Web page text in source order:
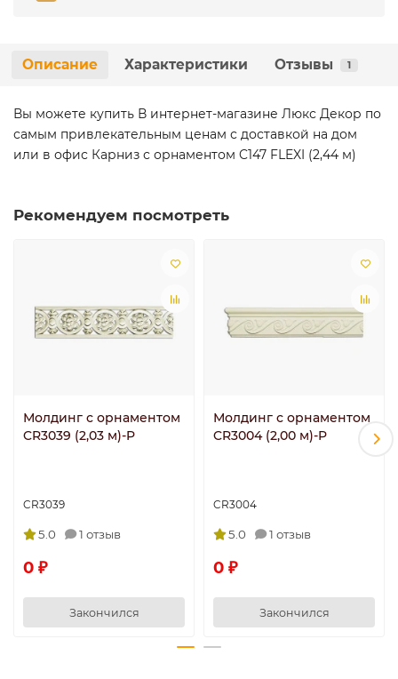
Описание Характеристики Отзывы 1
Вы можете купить В интернет-магазине Люкс Декор по
самым привлекательным ценам с доставкой на дом
или в офис Карниз с орнаментом C147 FLEXI (2,44 м)
Рекомендуем посмотреть
Молдинг с орнаментом
CR3039 (2,03 м)-P
CR3039
5.0 1 отзыв
0 ₽
Закончился
Молдинг с орнаментом
CR3004 (2,00 м)-P
CR3004
5.0 1 отзыв
0 ₽
Закончился